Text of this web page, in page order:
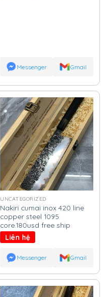
Messenger Gmail
UNCATEGORIZED
Nakiri cumai inox 420 line
copper steel 1095
core.180usd free ship
Liên hệ
Messenger Gmail